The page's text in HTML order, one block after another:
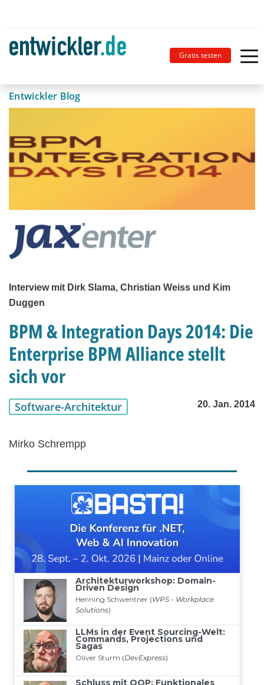
Gratis testen
Entwickler Blog
Interview mit Dirk Slama, Christian Weiss und Kim
Duggen
BPM & Integration Days 2014: Die
Enterprise BPM Alliance stellt
sich vor
Software-Architektur 20. Jan. 2014
Mirko Schrempp